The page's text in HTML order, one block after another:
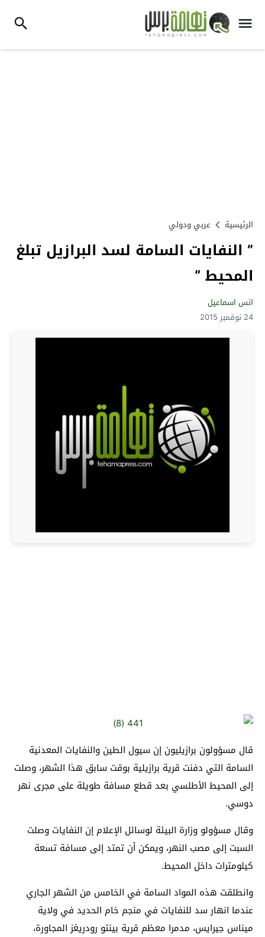
الرئيسية عربي ودولي
” النفايات السامة لسد البرازيل تبلغ
المحيط “
انس اسماعيل
24 نوفمبر 2015
قال مسؤولون برازيليون إن سيول الطين والنفايات المعدنية
السامة التي دفنت قرية برازيلية بوقت سابق هذا الشهر، وصلت
إلى المحيط الأطلسي بعد قطع مسافة طويلة على مجرى نهر
دوسي.
وقال مسؤولو وزارة البيئة لوسائل الإعلام إن النفايات وصلت
السبت إلى مصب النهر، ويمكن أن تمتد إلى مسافة تسعة
كيلومترات داخل المحيط.
وانطلقت هذه المواد السامة في الخامس من الشهر الجاري
عندما انهار سد للنفايات في منجم خام الحديد في ولاية
ميناس جيرايس، مدمرا معظم قرية بينتو رودريغز المجاورة،